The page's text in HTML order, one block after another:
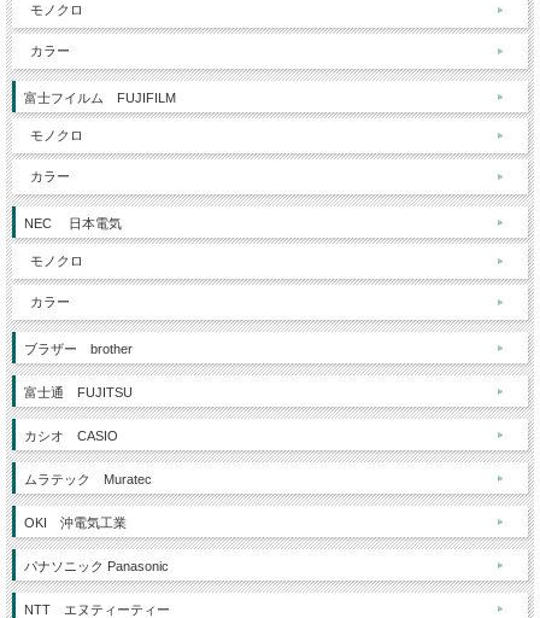
モノクロ
カラー
富士フイルム FUJIFILM
モノクロ
カラー
NEC 日本電気
モノクロ
カラー
ブラザー brother
富士通 FUJITSU
カシオ CASIO
ムラテック Muratec
OKI 沖電気工業
パナソニック Panasonic
NTT エヌティーティー